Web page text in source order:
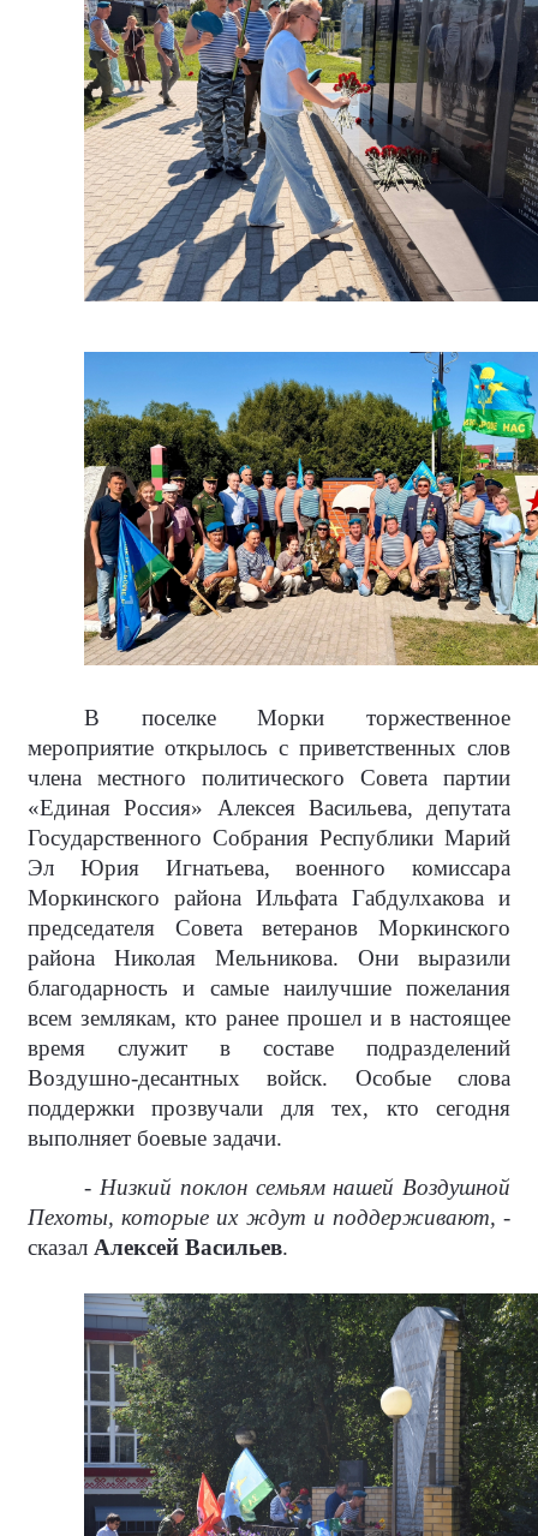
В поселке Морки торжественное
мероприятие открылось с приветственных слов
члена местного политического Совета партии
«Единая Россия» Алексея Васильева, депутата
Государственного Собрания Республики Марий
Эл Юрия Игнатьева, военного комиссара
Моркинского района Ильфата Габдулхакова и
председателя Совета ветеранов Моркинского
района Николая Мельникова. Они выразили
благодарность и самые наилучшие пожелания
всем землякам, кто ранее прошел и в настоящее
время служит в составе подразделений
Воздушно-десантных войск. Особые слова
поддержки прозвучали для тех, кто сегодня
выполняет боевые задачи.
- Низкий поклон семьям нашей Воздушной
Пехоты, которые их ждут и поддерживают, -
сказал Алексей Васильев.